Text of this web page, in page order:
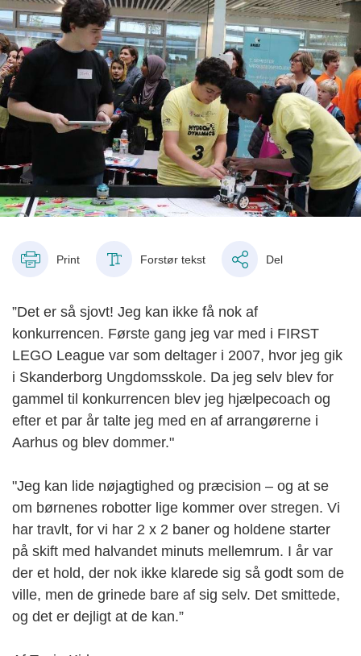
Print Forstør tekst Del
”Det er så sjovt! Jeg kan ikke få nok af
konkurrencen. Første gang jeg var med i FIRST
LEGO League var som deltager i 2007, hvor jeg gik
i Skanderborg Ungdomsskole. Da jeg selv blev for
gammel til konkurrencen blev jeg hjælpecoach og
efter et par år talte jeg med en af arrangørerne i
Aarhus og blev dommer."
"Jeg kan lide nøjagtighed og præcision – og at se
om børnenes robotter lige kommer over stregen. Vi
har travlt, for vi har 2 x 2 baner og holdene starter
på skift med halvandet minuts mellemrum. I år var
der et hold, der nok ikke klarede sig så godt som de
ville, men de grinede bare af sig selv. Det smittede,
og det er dejligt at de kan.”